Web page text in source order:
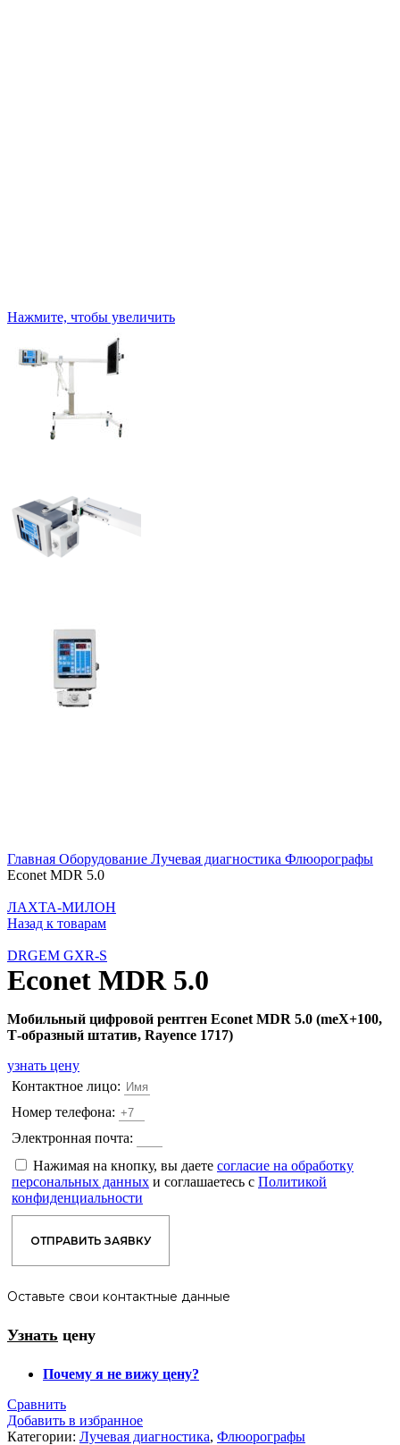
Нажмите, чтобы увеличить
Главная Оборудование Лучевая диагностика Флюорографы
Econet MDR 5.0
ЛАХТА-МИЛОН
Назад к товарам
DRGEM GXR-S
Econet MDR 5.0
Мобильный цифровой рентген Econet MDR 5.0 (meX+100,
Т-образный штатив, Rayence 1717)
узнать цену
Контактное лицо:
Номер телефона:
Электронная почта:
Нажимая на кнопку, вы даете согласие на обработку
персональных данных и соглашаетесь с Политикой
конфиденциальности
ОТПРАВИТЬ ЗАЯВКУ
Оставьте свои контактные данные
Узнать цену
Почему я не вижу цену?
Сравнить
Добавить в избранное
Категории: Лучевая диагностика, Флюорографы